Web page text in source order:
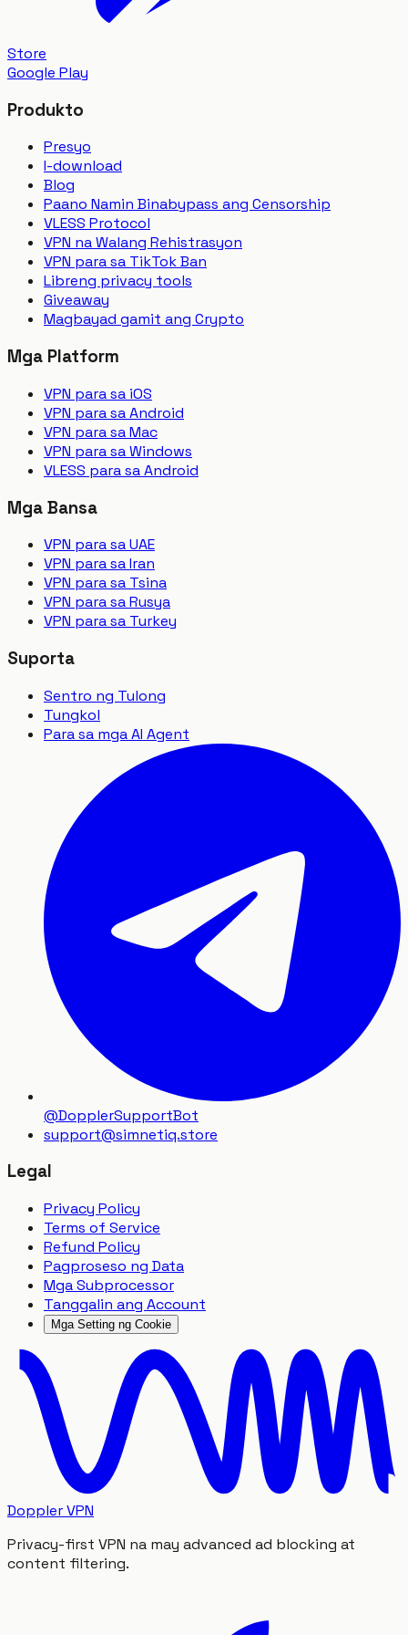
Store
Google Play
Produkto
Presyo
I-download
Blog
Paano Namin Binabypass ang Censorship
VLESS Protocol
VPN na Walang Rehistrasyon
VPN para sa TikTok Ban
Libreng privacy tools
Giveaway
Magbayad gamit ang Crypto
Mga Platform
VPN para sa iOS
VPN para sa Android
VPN para sa Mac
VPN para sa Windows
VLESS para sa Android
Mga Bansa
VPN para sa UAE
VPN para sa Iran
VPN para sa Tsina
VPN para sa Rusya
VPN para sa Turkey
Suporta
Sentro ng Tulong
Tungkol
Para sa mga AI Agent
@DopplerSupportBot
support@simnetiq.store
Legal
Privacy Policy
Terms of Service
Refund Policy
Pagproseso ng Data
Mga Subprocessor
Tanggalin ang Account
Mga Setting ng Cookie
Doppler VPN
Privacy-first VPN na may advanced ad blocking at
content filtering.